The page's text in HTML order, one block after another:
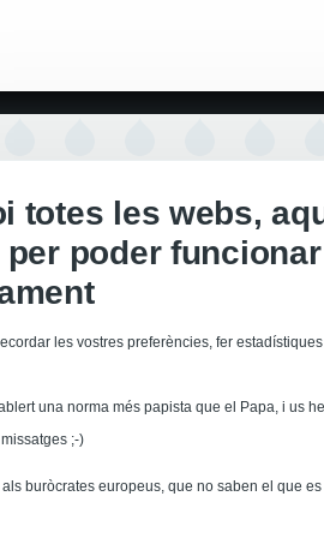
totes les webs,
per poder funcionar
les vostres preferències, fer
una norma més papista que el Papa, i us
;-)
buròcrates europeus, que no saben el que es